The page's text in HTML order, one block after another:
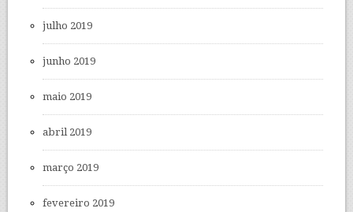
julho 2019
junho 2019
maio 2019
abril 2019
março 2019
fevereiro 2019